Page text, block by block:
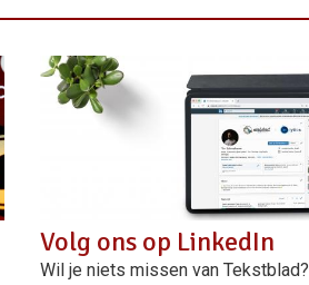
Volg ons op LinkedIn
Wil je niets missen van Tekstblad?